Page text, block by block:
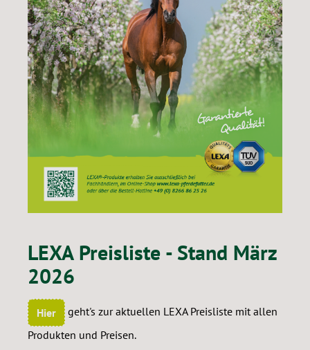
LEXA Preisliste - Stand März
2026
Hier
geht's zur aktuellen LEXA Preisliste mit allen
Produkten und Preisen.